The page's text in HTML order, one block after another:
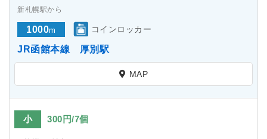
新札幌駅から
1000m コインロッカー
JR函館本線 厚別駅
MAP
小 300円/7個